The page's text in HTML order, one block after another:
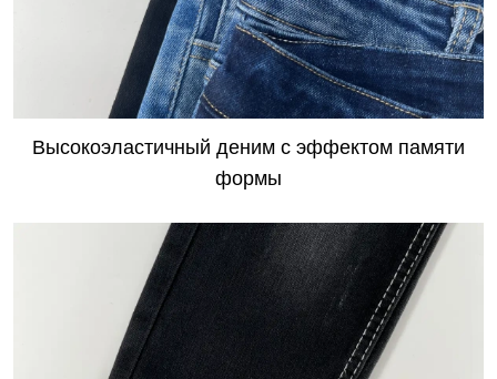
​Высокоэластичный деним с эффектом памяти
формы